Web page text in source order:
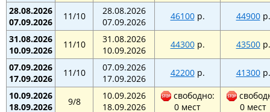
28.08.2026
07.09.2026
11/10
28.08.2026
07.09.2026
46100р. 44900р.
31.08.2026
10.09.2026
11/10
31.08.2026
10.09.2026
44300р. 43500р.
07.09.2026
17.09.2026
11/10
07.09.2026
17.09.2026
42200р. 41300р.
10.09.2026
18.09.2026
9/8
10.09.2026
18.09.2026
свободно:
0 мест
0 мест